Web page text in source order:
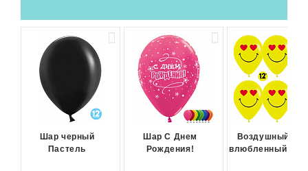
Шар черный
Пастель
Шар С Днем
Рождения!
Воздушный
влюбленный